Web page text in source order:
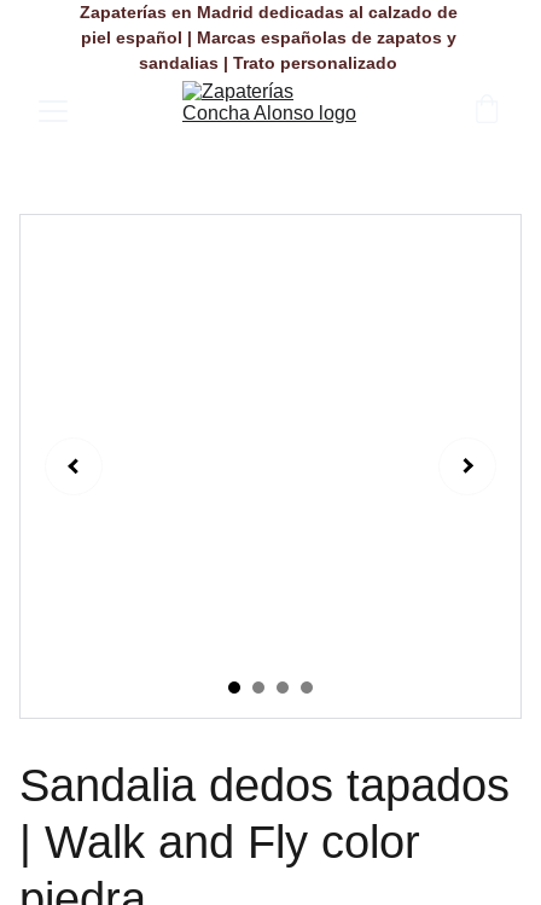
Zapaterías en Madrid dedicadas al calzado de
piel español | Marcas españolas de zapatos y
sandalias | Trato personalizado
Sandalia dedos tapados
| Walk and Fly color